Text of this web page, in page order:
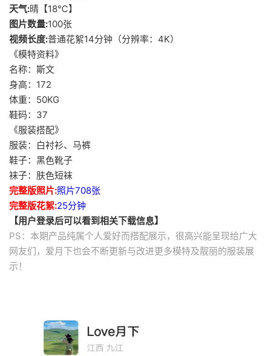
天气:晴【18℃】
图片数量:100张
视频长度:普通花絮14分钟（分辨率：4K）
《模特资料》
名称：斯文
身高：172
体重：50KG
鞋码：37
《服装搭配》
服装：白衬衫、马裤
鞋子：黑色靴子
袜子：肤色短袜
完整版照片:照片708张
完整版花絮:25分钟
【用户登录后可以看到相关下载信息】
PS：本期产品纯属个人爱好而搭配展示，很高兴能呈现给广大
网友们，爱月下也会不断更新与改进更多模特及靓丽的服装展
示！